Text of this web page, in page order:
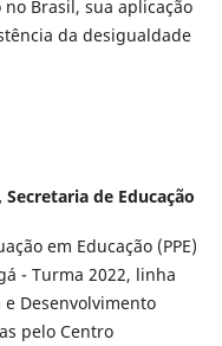
Brasil, sua aplicação
da desigualdade
Secretaria de Educação
em Educação (PPE)
- Turma 2022, linha
Desenvolvimento
pelo Centro